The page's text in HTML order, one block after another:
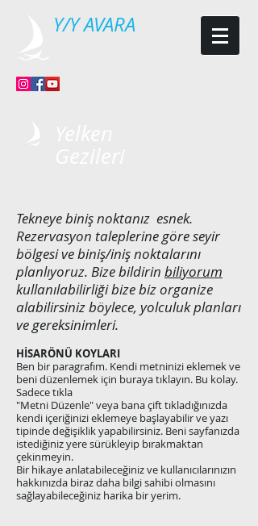
Y/Y AVARA
Tekneye biniş noktanız esnek.
Rezervasyon taleplerine göre seyir
bölgesi ve biniş/iniş noktalarını
planlıyoruz. Bize bildirin biliyorum
kullanılabilirliği bize biz organize
alabilirsiniz böylece, yolculuk planları
ve gereksinimleri.
HİSARÖNÜ KOYLARI
Ben bir paragrafım. Kendi metninizi eklemek ve
beni düzenlemek için buraya tıklayın. Bu kolay.
Sadece tıkla
"Metni Düzenle" veya bana çift tıkladığınızda
kendi içeriğinizi eklemeye başlayabilir ve yazı
tipinde değişiklik yapabilirsiniz. Beni sayfanızda
istediğiniz yere sürükleyip bırakmaktan
çekinmeyin.
Bir hikaye anlatabileceğiniz ve kullanıcılarınızın
hakkınızda biraz daha bilgi sahibi olmasını
sağlayabileceğiniz harika bir yerim.